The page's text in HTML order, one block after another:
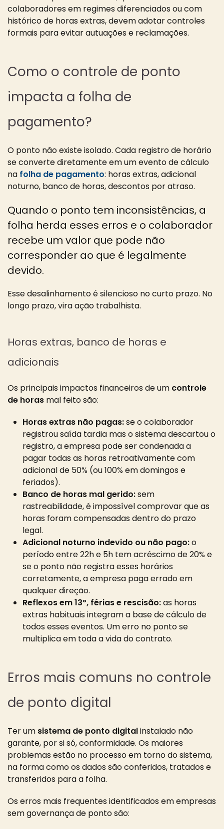
colaboradores em regimes diferenciados ou com
histórico de horas extras, devem adotar controles
formais para evitar autuações e reclamações.
Como o controle de ponto
impacta a folha de
pagamento?
O ponto não existe isolado. Cada registro de horário
se converte diretamente em um evento de cálculo
na folha de pagamento: horas extras, adicional
noturno, banco de horas, descontos por atraso.
Quando o ponto tem inconsistências, a
folha herda esses erros e o colaborador
recebe um valor que pode não
corresponder ao que é legalmente
devido.
Esse desalinhamento é silencioso no curto prazo. No
longo prazo, vira ação trabalhista.
Horas extras, banco de horas e
adicionais
Os principais impactos financeiros de um controle
de horas mal feito são:
Horas extras não pagas:se o colaborador
registrou saída tardia mas o sistema descartou o
registro, a empresa pode ser condenada a
pagar todas as horas retroativamente com
adicional de 50% (ou 100% em domingos e
feriados).
Banco de horas mal gerido:sem
rastreabilidade, é impossível comprovar que as
horas foram compensadas dentro do prazo
legal.
Adicional noturno indevido ou não pago:o
período entre 22h e 5h tem acréscimo de 20% e
se o ponto não registra esses horários
corretamente, a empresa paga errado em
qualquer direção.
Reflexos em 13º, férias e rescisão:as horas
extras habituais integram a base de cálculo de
todos esses eventos. Um erro no ponto se
multiplica em toda a vida do contrato.
Erros mais comuns no controle
de ponto digital
Ter um sistema de ponto digitalinstalado não
garante, por si só, conformidade. Os maiores
problemas estão no processo em torno do sistema,
na forma como os dados são conferidos, tratados e
transferidos para a folha.
Os erros mais frequentes identificados em empresas
sem governança de ponto são: